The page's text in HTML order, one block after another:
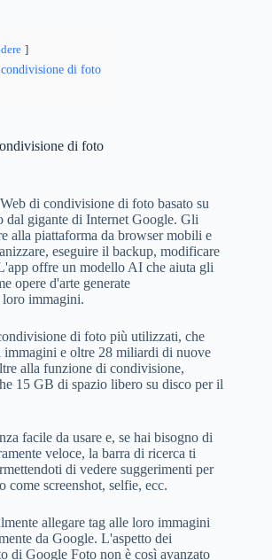
di foto
di foto
di condivisione di foto basato su
dal gigante di Internet Google. Gli
alla piattaforma da browser mobili e
eseguire il backup, modificare
offre un modello AI che aiuta gli
opere d'arte generate
loro immagini.
di foto più utilizzati, che
e oltre 28 miliardi di nuove
alla funzione di condivisione,
15 GB di spazio libero su disco per il
facile da usare e, se hai bisogno di
veloce, la barra di ricerca ti
di vedere suggerimenti per
screenshot, selfie, ecc.
allegare tag alle loro immagini
da Google. L'aspetto dei
di Google Foto non è così avanzato